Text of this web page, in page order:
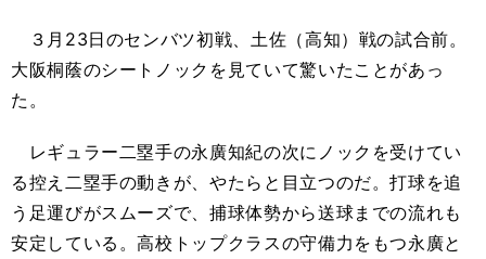
３月23日のセンバツ初戦、土佐（高知）戦の試合前。
大阪桐蔭のシートノックを見ていて驚いたことがあっ
た。
レギュラー二塁手の永廣知紀の次にノックを受けてい
る控え二塁手の動きが、やたらと目立つのだ。打球を追
う足運びがスムーズで、捕球体勢から送球までの流れも
安定している。高校トップクラスの守備力をもつ永廣と